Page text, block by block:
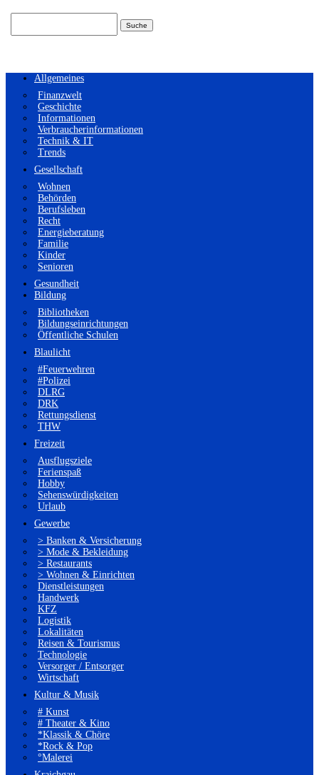
Allgemeines
Finanzwelt
Geschichte
Informationen
Verbraucherinformationen
Technik & IT
Trends
Gesellschaft
Wohnen
Behörden
Berufsleben
Recht
Energieberatung
Familie
Kinder
Senioren
Gesundheit
Bildung
Bibliotheken
Bildungseinrichtungen
Öffentliche Schulen
Blaulicht
#Feuerwehren
#Polizei
DLRG
DRK
Rettungsdienst
THW
Freizeit
Ausflugsziele
Ferienspaß
Hobby
Sehenswürdigkeiten
Urlaub
Gewerbe
> Banken & Versicherung
> Mode & Bekleidung
> Restaurants
> Wohnen & Einrichten
Dienstleistungen
Handwerk
KFZ
Logistik
Lokalitäten
Reisen & Tourismus
Technologie
Versorger / Entsorger
Wirtschaft
Kultur & Musik
# Kunst
# Theater & Kino
*Klassik & Chöre
*Rock & Pop
°Malerei